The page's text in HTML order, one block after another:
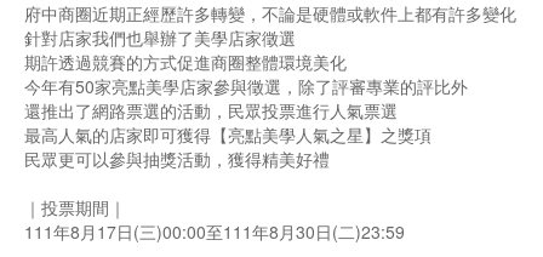
府中商圈近期正經歷許多轉變，不論是硬體或軟件上都有許多變化
針對店家我們也舉辦了美學店家徵選
期許透過競賽的方式促進商圈整體環境美化
今年有50家亮點美學店家參與徵選，除了評審專業的評比外
還推出了網路票選的活動，民眾投票進行人氣票選
最高人氣的店家即可獲得【亮點美學人氣之星】之獎項
民眾更可以參與抽獎活動，獲得精美好禮
｜投票期間｜
111年8月17日(三)00:00至111年8月30日(二)23:59